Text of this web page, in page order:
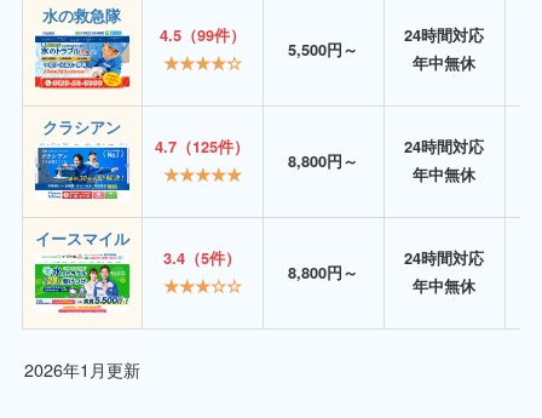
水の救急隊
4.5（99件）
★★★★☆
5,500円～
24時間対応
年中無休
クラシアン
4.7（125件）
★★★★★
8,800円～
24時間対応
年中無休
イースマイル
3.4（5件）
★★★☆☆
8,800円～
24時間対応
年中無休
2026年1月更新